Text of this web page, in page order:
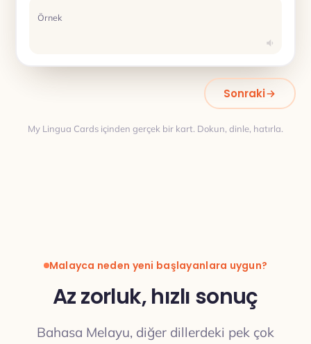
Örnek
Sonraki
My Lingua Cards içinden gerçek bir kart. Dokun, dinle, hatırla.
Malayca neden yeni başlayanlara uygun?
Az zorluk, hızlı sonuç
Bahasa Melayu, diğer dillerdeki pek çok